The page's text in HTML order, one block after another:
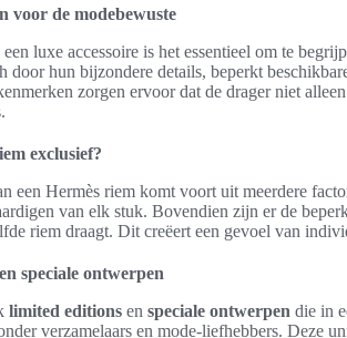
voor de modebewuste
luxe accessoire is het essentieel om te
door hun bijzondere details, beperkt
zorgen ervoor dat de drager niet
exclusief?
een Hermès riem komt voort uit meerdere
van elk stuk. Bovendien zijn er de
riem draagt. Dit creëert een gevoel van
speciale ontwerpen
limited editions en speciale ontwerpen die in
verzamelaars en mode-liefhebbers. Deze